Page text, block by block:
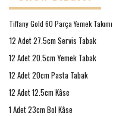
Tiffany Gold 60 Parça Yemek Takımı
12 Adet 27.5cm Servis Tabak
12 Adet 20.5cm Yemek Tabak
12 Adet 20cm Pasta Tabak
12 Adet 12.5cm Kâse
1 Adet 23cm Bol Kâse